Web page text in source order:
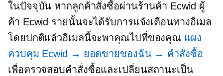
ในปัจจุบัน หากลูกค้าสั่งซื้อผ่านร้านค้า Ecwid ผู้
ค้า Ecwid รายนั้นจะได้รับการแจ้งเตือนทางอีเมล
โดยปกติแล้วอีเมลนี้จะพาคุณไปที่ของคุณ แผง
ควบคุม Ecwid → ยอดขายของฉัน → คำสั่งซื้อ
เพื่อตรวจสอบคำสั่งซื้อและเปลี่ยนสถานะเป็น